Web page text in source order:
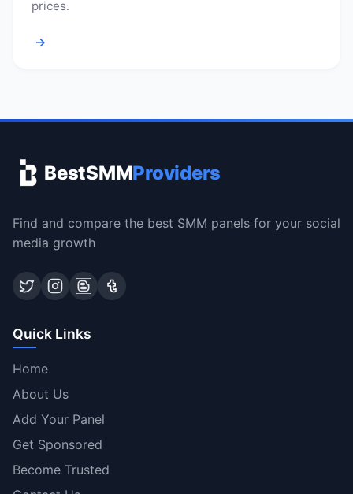
prices.
→
BestSMMProviders
Find and compare the best SMM panels for your social
media growth
Quick Links
Home
About Us
Add Your Panel
Get Sponsored
Become Trusted